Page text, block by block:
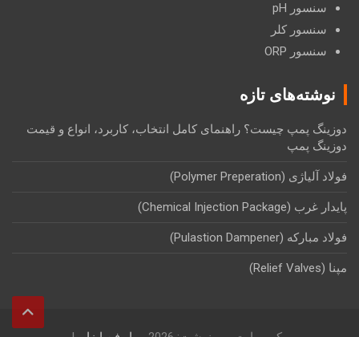
سنسور pH
سنسور کلر
سنسور ORP
نوشته‌های تازه
دوزینگ پمپ چیست؟ راهنمای کامل انتخاب، کاربرد، انواع و قیمت
دوزینگ پمپ
فولاد آلیاژی (Polymer Preperation)
پایدار غرب (Chemical Injection Package)
فولاد مبارکه (Pulastion Dampener)
مپنا (Relief Valves)